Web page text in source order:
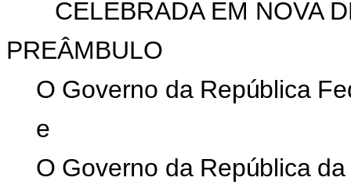
CELEBRADA EM NOVA
PREÂMBULO
O Governo da República
e
O Governo da República